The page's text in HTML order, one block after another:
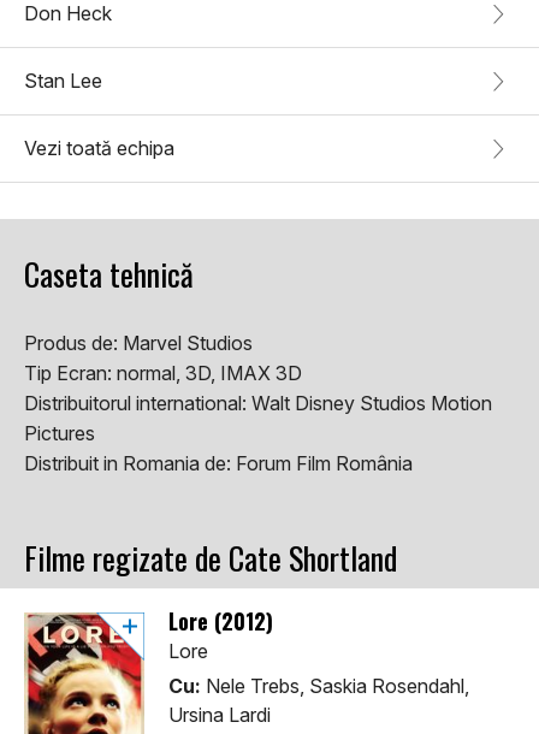
Don Heck
Stan Lee
Vezi toată echipa
Caseta tehnică
Produs de: Marvel Studios
Tip Ecran: normal, 3D, IMAX 3D
Distribuitorul international: Walt Disney Studios Motion
Pictures
Distribuit in Romania de: Forum Film România
Filme regizate de Cate Shortland
Lore (2012)
Lore
Cu: Nele Trebs, Saskia Rosendahl,
Ursina Lardi